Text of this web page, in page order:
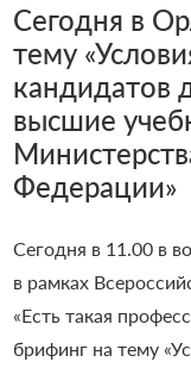
Сегодня в
тему
кандидатов
высшие
Федерации»
Сегодня в 11.00 в
в рамках
«Есть такая
брифинг на тему